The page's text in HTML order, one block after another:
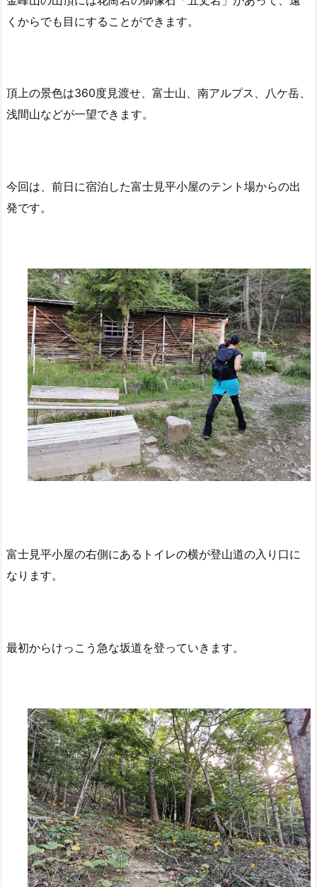
くからでも目にすることができます。
頂上の景色は360度見渡せ、富士山、南アルプス、八ケ岳、
浅間山などが一望できます。
今回は、前日に宿泊した富士見平小屋のテント場からの出
発です。
富士見平小屋の右側にあるトイレの横が登山道の入り口に
なります。
最初からけっこう急な坂道を登っていきます。